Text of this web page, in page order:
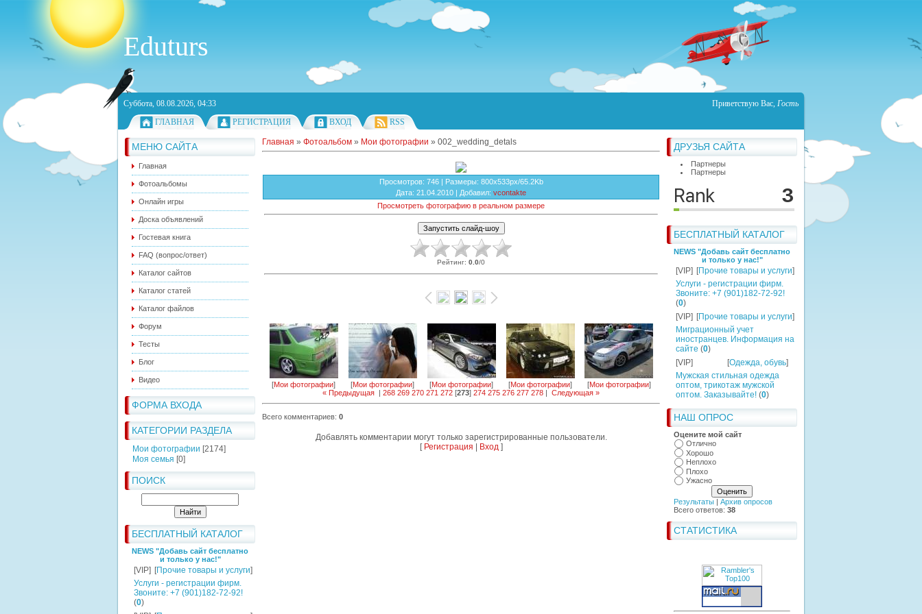
Eduturs
Суббота, 08.08.2026, 04:33 Приветствую Вас, Гость
ГЛАВНАЯ
РЕГИСТРАЦИЯ ВХОД RSS
МЕНЮ САЙТА
Главная
Фотоальбомы
Онлайн игры
Доска объявлений
Гостевая книга
FAQ (вопрос/ответ)
Каталог сайтов
Каталог статей
Каталог файлов
Форум
Тесты
Блог
Видео
ФОРМА ВХОДА
КАТЕГОРИИ РАЗДЕЛА
Мои фотографии [2174]
Моя семья [0]
ПОИСК
БЕСПЛАТНЫЙ КАТАЛОГ
NEWS "Добавь сайт бесплатно
и только у нас!"
[VIP] [Прочие товары и услуги]
Услуги - регистрации фирм.
Звоните: +7 (901)182-72-92!
(0)
ДРУЗЬЯ САЙТА
Партнеры
Партнеры
БЕСПЛАТНЫЙ КАТАЛОГ
NEWS "Добавь сайт бесплатно
и только у нас!"
[VIP] [Прочие товары и услуги]
Услуги - регистрации фирм.
Звоните: +7 (901)182-72-92!
(0)
[VIP] [Прочие товары и услуги]
Миграционный учет
иностранцев. Информация на
сайте (0)
[VIP]
[Одежда, обувь]
Мужская стильная одежда
оптом, трикотаж мужской
оптом. Заказывайте! (0)
НАШ ОПРОС
Оцените мой сайт
Отлично
Хорошо
Неплохо
Плохо
Ужасно
Результаты | Архив опросов
Всего ответов: 38
СТАТИСТИКА
Главная » Фотоальбом » Мои фотографии » 002_wedding_detals
Просмотров: 746 | Размеры: 800x533px/65.2Kb
Дата: 21.04.2010 | Добавил: vcontakte
Просмотреть фотографию в реальном размере
Рейтинг: 0.0/0
[Мои фотографии] [Мои фотографии] [Мои фотографии] [Мои фотографии] [Мои фотографии]
« Предыдущая | 268 269 270 271 272 [273] 274 275 276 277 278 | Следующая »
Всего комментариев: 0
Добавлять комментарии могут только зарегистрированные пользователи.
[ Регистрация Вход]